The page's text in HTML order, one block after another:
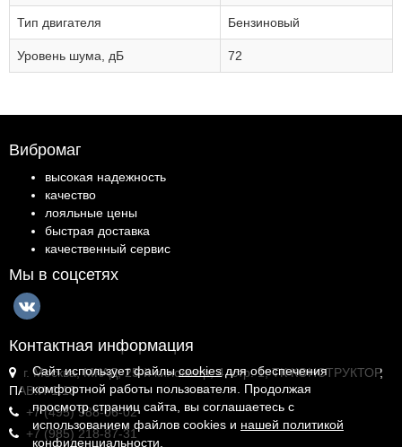
Тип двигателя Бензиновый
Уровень шума, дБ 72
Вибромаг
высокая надежность
качество
лояльные цены
быстрая доставка
качественный сервис
Мы в соцсетях
Контактная информация
г. Москва, МКАД, 25-й километр, 4, стр. 1, ТК КОНСТРУКТОР,
ПАВ.И-1.18
+7 (495) 988-06-02
+7 (985) 218-87-31
Сайт использует файлыcookiesдля обеспечения
комфортной работы пользователя. Продолжая
просмотр страниц сайта, вы соглашаетесь с
использованием файлов cookies и нашей политикой
конфиденциальности